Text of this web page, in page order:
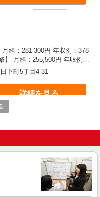
福祉士のみ、特別職務手当
本給2.08ヶ月分/年支給
月給：281,300円 年収例：378
職務手当、働き
当（月平均2回分）、夜勤手
、毎月平均的に支払われる手
護福祉士のみ、特別職務手当
下町5丁目4-31
詳細を見る
給：267,300円 年収例：361
分）、夜勤手当（月平均5回
堂3-20-11
詳細を見る